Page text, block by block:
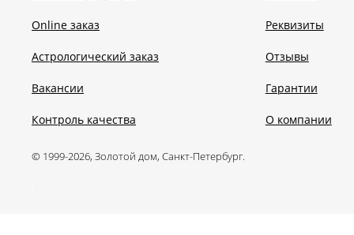
Online заказ
Астрологический заказ
Вакансии
Контроль качества
Реквизиты
Отзывы
Гарантии
О компании
© 1999-2026, Золотой дом, Санкт-Петербург.